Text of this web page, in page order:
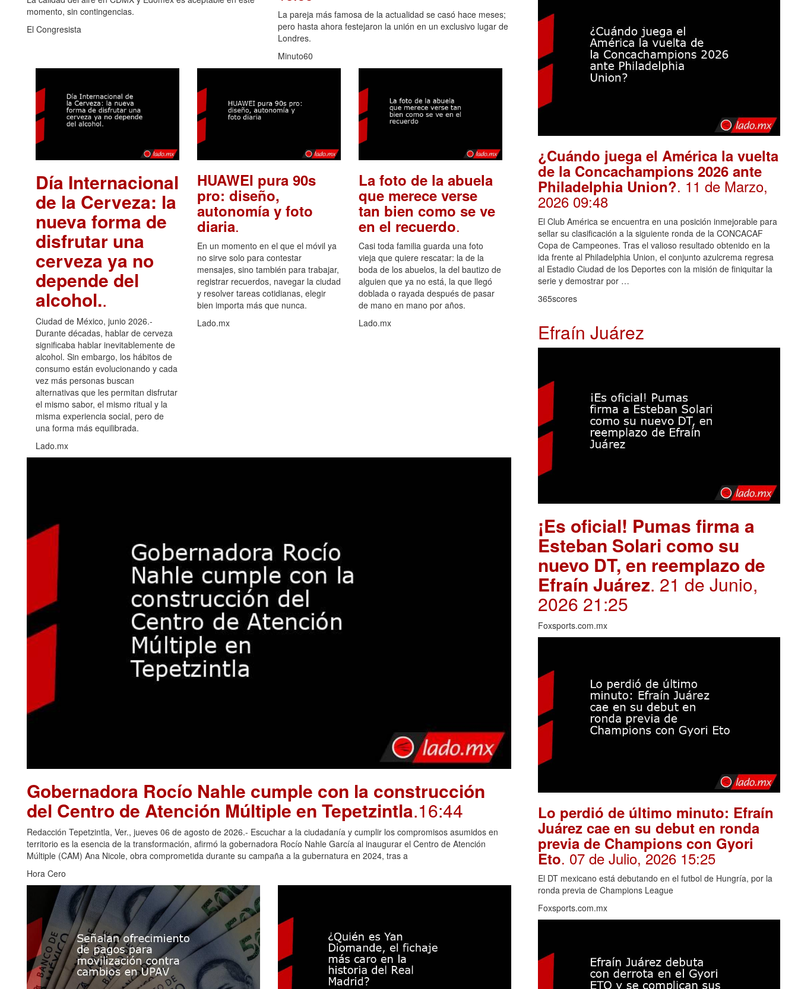
momento, sin contingencias.
El Congresista
La pareja más famosa de la actualidad se casó hace meses;
pero hasta ahora festejaron la unión en un exclusivo lugar de
Londres.
Minuto60
Día Internacional
de la Cerveza: la
nueva forma de
disfrutar una
cerveza ya no
depende del
alcohol..
Ciudad de México, junio 2026.-
Durante décadas, hablar de cerveza
significaba hablar inevitablemente de
alcohol. Sin embargo, los hábitos de
consumo están evolucionando y cada
vez más personas buscan
alternativas que les permitan disfrutar
el mismo sabor, el mismo ritual y la
misma experiencia social, pero de
una forma más equilibrada.
Lado.mx
HUAWEI pura 90s
pro: diseño,
autonomía y foto
diaria.
En un momento en el que el móvil ya
no sirve solo para contestar
mensajes, sino también para trabajar,
registrar recuerdos, navegar la ciudad
y resolver tareas cotidianas, elegir
bien importa más que nunca.
Lado.mx
La foto de la abuela
que merece verse
tan bien como se ve
en el recuerdo.
Casi toda familia guarda una foto
vieja que quiere rescatar: la de la
boda de los abuelos, la del bautizo de
alguien que ya no está, la que llegó
doblada o rayada después de pasar
de mano en mano por años.
Lado.mx
Gobernadora Rocío Nahle cumple con la construcción
del Centro de Atención Múltiple en Tepetzintla.16:44
Redacción Tepetzintla, Ver., jueves 06 de agosto de 2026.- Escuchar a la ciudadanía y cumplir los compromisos asumidos en
territorio es la esencia de la transformación, afirmó la gobernadora Rocío Nahle García al inaugurar el Centro de Atención
Múltiple (CAM) Ana Nicole, obra comprometida durante su campaña a la gubernatura en 2024, tras a
Hora Cero
¿Cuándo juega el América la vuelta
de la Concachampions 2026 ante
Philadelphia Union?. 11 de Marzo,
2026 09:48
El Club América se encuentra en una posición inmejorable para
sellar su clasificación a la siguiente ronda de la CONCACAF
Copa de Campeones. Tras el valioso resultado obtenido en la
ida frente al Philadelphia Union, el conjunto azulcrema regresa
al Estadio Ciudad de los Deportes con la misión de finiquitar la
serie y demostrar por …
365scores
Efraín Juárez
¡Es oficial! Pumas firma a
Esteban Solari como su
nuevo DT, en reemplazo de
Efraín Juárez. 21 de Junio,
2026 21:25
Foxsports.com.mx
Lo perdió de último minuto: Efraín
Juárez cae en su debut en ronda
previa de Champions con Gyori
Eto. 07 de Julio, 2026 15:25
El DT mexicano está debutando en el futbol de Hungría, por la
ronda previa de Champions League
Foxsports.com.mx